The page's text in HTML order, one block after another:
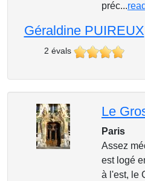
préc...
Géraldine PUIREUX
2 évals
Le
Paris
Assez
est logé
à l'est, le